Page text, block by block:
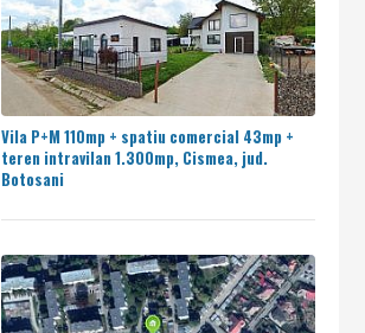
Vila P+M 110mp + spatiu comercial 43mp +
teren intravilan 1.300mp, Cismea, jud.
Botosani